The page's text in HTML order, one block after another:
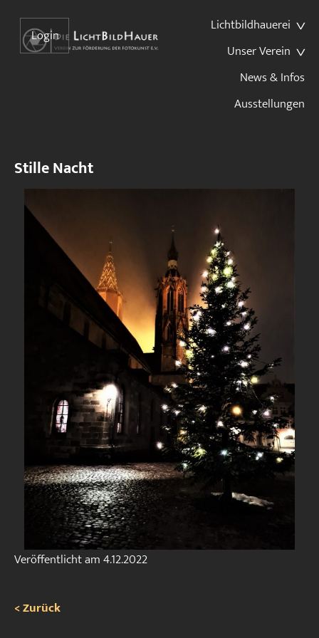
Lichtbildhauerei
Unser Verein
News & Infos
Ausstellungen
Login
Stille Nacht
Veröffentlicht am4.12.2022
< Zurück